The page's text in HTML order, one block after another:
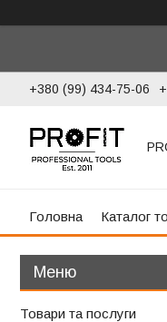
+380 (99) 434-75-06
Головна Каталог
Товари та послуги